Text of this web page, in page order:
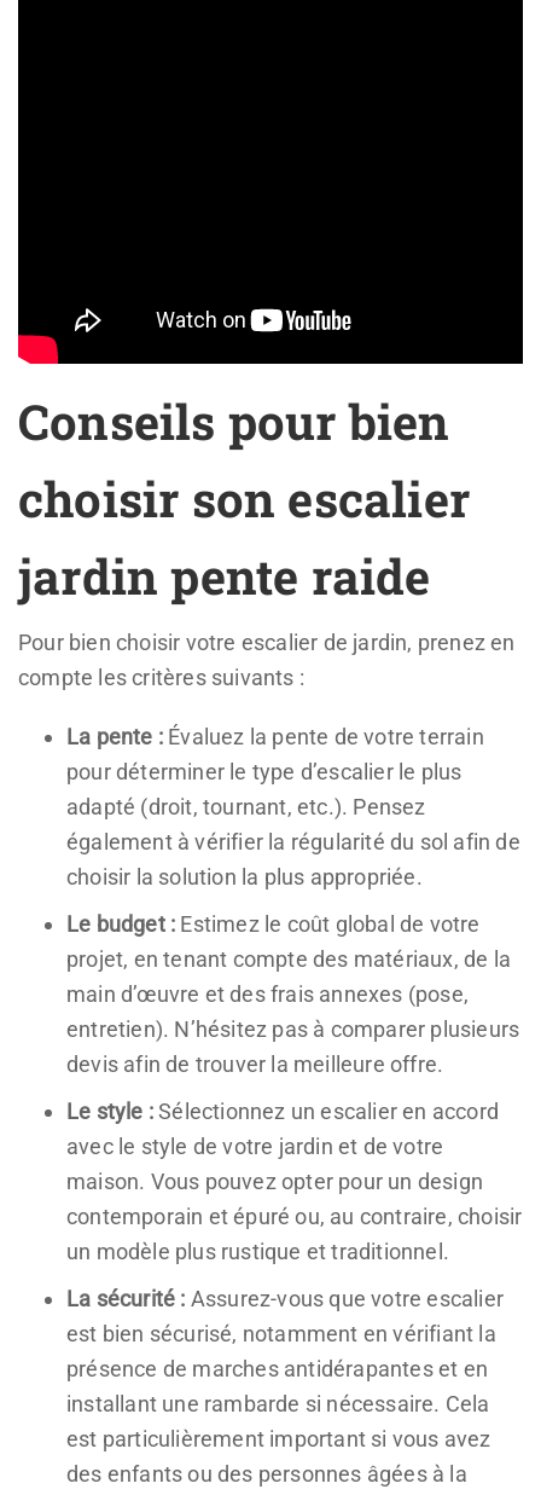
Conseils pour bien
choisir son escalier
jardin pente raide
Pour bien choisir votre escalier de jardin, prenez en
compte les critères suivants :
La pente : Évaluez la pente de votre terrain
pour déterminer le type d’escalier le plus
adapté (droit, tournant, etc.). Pensez
également à vérifier la régularité du sol afin de
choisir la solution la plus appropriée.
Le budget : Estimez le coût global de votre
projet, en tenant compte des matériaux, de la
main d’œuvre et des frais annexes (pose,
entretien). N’hésitez pas à comparer plusieurs
devis afin de trouver la meilleure offre.
Le style :Sélectionnez un escalier en accord
avec le style de votre jardin et de votre
maison. Vous pouvez opter pour un design
contemporain et épuré ou, au contraire, choisir
un modèle plus rustique et traditionnel.
La sécurité : Assurez-vous que votre escalier
est bien sécurisé, notamment en vérifiant la
présence de marches antidérapantes et en
installant une rambarde si nécessaire. Cela
est particulièrement important si vous avez
des enfants ou des personnes âgées à la